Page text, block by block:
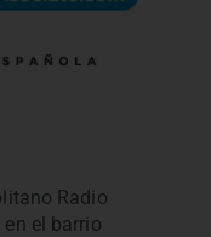
Radio
el barrio